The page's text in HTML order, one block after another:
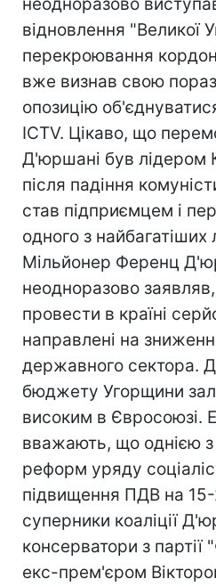
відновлення "Великої
перекроювання
вже визнав свою
опозицію
ICTV. Цікаво, що
Д'юршані був лідером
після падіння
став підприємцем і
одного з найбагатіших
Мільйонер Ференц
неодноразово
провести в країні
направлені на
державного сектора.
бюджету Угорщини
високим в Євросоюзі.
вважають, що однією
реформ уряду
підвищення ПДВ на 15-
суперники коаліції
консерватори з партії
екс-прем'єром